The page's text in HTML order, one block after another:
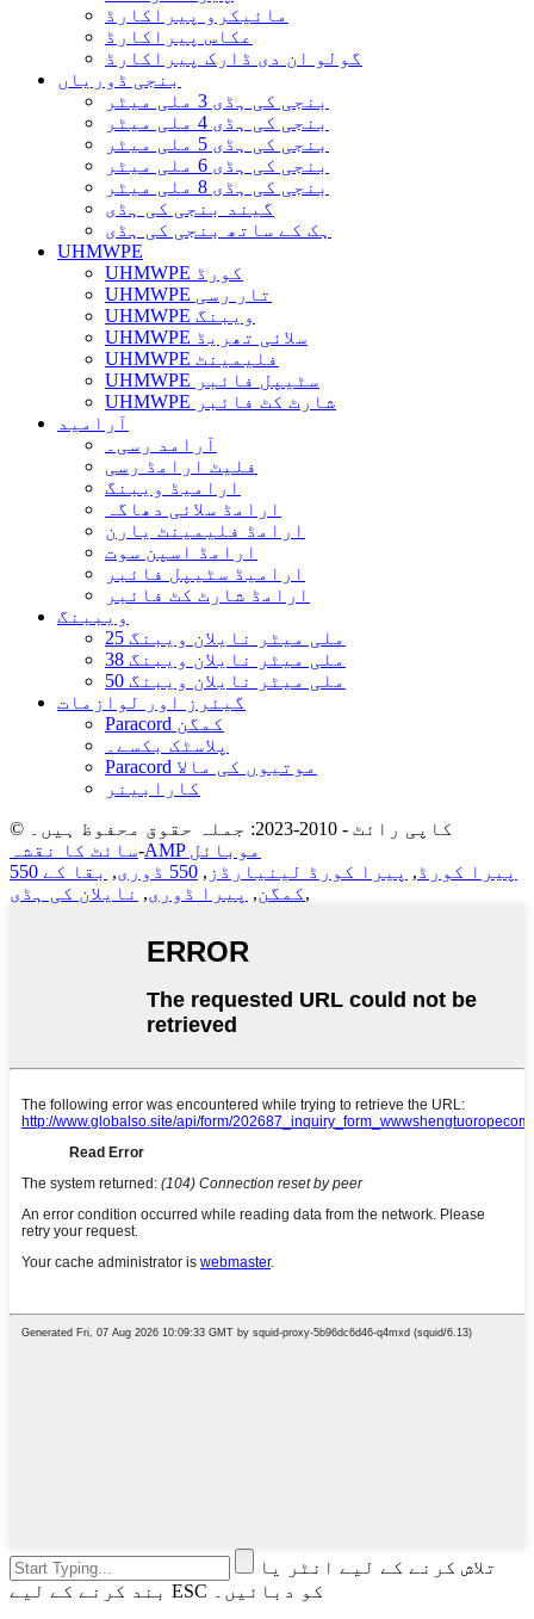
مائیکرو پیراکارڈ
عکاس پیراکارڈ
گولو ان دی ڈارک پیراکارڈ
بنجی ڈوریاں
بنجی کی ہڈی 3 ملی میٹر
بنجی کی ہڈی 4 ملی میٹر
بنجی کی ہڈی 5 ملی میٹر
بنجی کی ہڈی 6 ملی میٹر
بنجی کی ہڈی 8 ملی میٹر
گیند بنجی کی ہڈی
ہک کے ساتھ بنجی کی ہڈی
UHMWPE
UHMWPE کورڈ
UHMWPE تار رسی
UHMWPE ویبنگ
UHMWPE سلائی تھریڈ
UHMWPE فلیمینٹ
UHMWPE سٹیپل فائبر
UHMWPE شارٹ کٹ فائبر
آرامید
آرامد رسی۔
فلیٹ ارامڈ رسی
ارامیڈ ویبنگ
ارامڈ سلائی دھاگہ
ارامڈ فلیمینٹ یارن
ارامڈ اسپن سوت
ارامیڈ سٹیپل فائبر
ارامڈ شارٹ کٹ فائبر
ویببنگ
25 ملی میٹر نایلان ویبنگ
38 ملی میٹر نایلان ویبنگ
50 ملی میٹر نایلان ویبنگ
گیئرز اور لوازمات
Paracord کمگن
پلاسٹک بکسے۔
Paracord موتیوں کی مالا
کارابینر
© کاپی رائٹ - 2010-2023: جملہ حقوق محفوظ ہیں۔
سائٹ کا نقشہ-
AMP موبائل
550 پیرا کورڈ , پیرا کورڈ لینیارڈز , 550 ڈوری , بقا کے
کمگن, پیرا ڈوری, نایلان کی ہڈی ,
تلاش کرنے کے لیے انٹر یا
بند کرنے کے لیے ESC کو دبائیں۔